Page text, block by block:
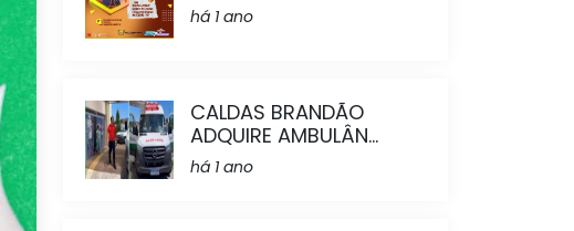
há 1 ano
CALDAS BRANDÃO
ADQUIRE AMBULÂN...
há 1 ano